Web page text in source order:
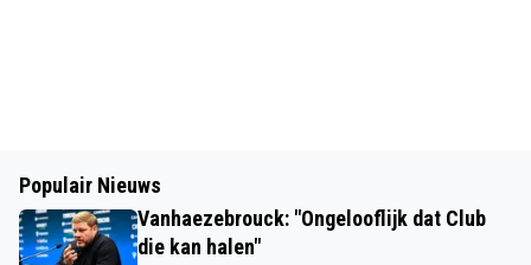
Populair Nieuws
Vanhaezebrouck: "Ongelooflijk dat Club
die kan halen"